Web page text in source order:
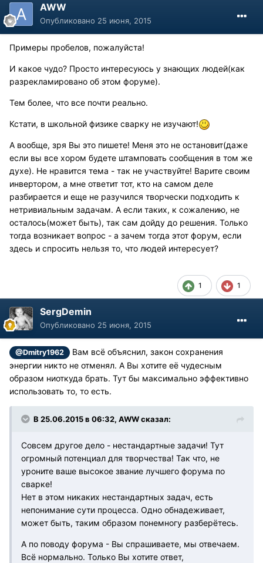
AWW
Опубликовано 25 июня, 2015
Примеры пробелов, пожалуйста!
И какое чудо? Просто интересуюсь у знающих людей(как
разрекламировано об этом форуме).
Тем более, что все почти реально.
Кстати, в школьной физике сварку не изучают!
А вообще, зря Вы это пишете! Меня это не остановит(даже
если вы все хором будете штамповать сообщения в том же
духе). Не нравится тема - так не участвуйте! Варите своим
инвертором, а мне ответит тот, кто на самом деле
разбирается и еще не разучился творчески подходить к
нетривиальным задачам. А если таких, к сожалению, не
осталось(может быть), так сам дойду до решения. Только
тогда возникает вопрос - а зачем тогда этот форум, если
здесь и спросить нельзя то, что людей интересует?
1 1
SergDemin
Опубликовано 25 июня, 2015
@Dmitry1962
Вам всё объяснил, закон сохранения
энергии никто не отменял. А Вы хотите её чудесным
образом ниоткуда брать. Тут бы максимально эффективно
использовать то, то есть.
В 25.06.2015 в 06:32, AWW сказал:
Совсем другое дело - нестандартные задачи! Тут
огромный потенциал для творчества! Так что, не
уроните ваше высокое звание лучшего форума по
сварке!
Нет в этом никаких нестандартных задач, есть
непонимание сути процесса. Одно обнадеживает,
может быть, таким образом понемногу разберётесь.
А по поводу форума - Вы спрашиваете, мы отвечаем.
Всё нормально. Только Вы хотите ответ,